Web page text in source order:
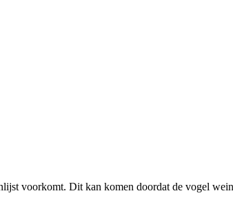
voorkomt. Dit kan komen doordat de vogel